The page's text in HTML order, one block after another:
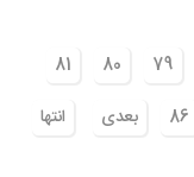
79
80
81
86 بعدی انتها